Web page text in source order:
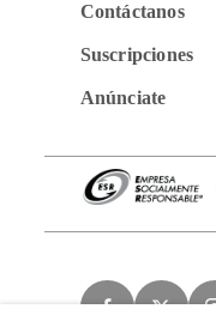
Contáctanos
Suscripciones
Anúnciate